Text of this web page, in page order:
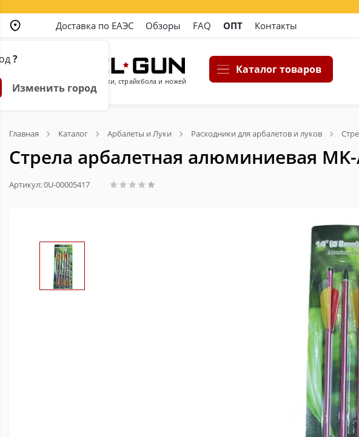
?
Изменить город
Доставка по ЕАЭС Обзоры FAQ ОПТ Контакты
Магазин пневматики, страйкбола и ножей
Каталог товаров
Главная Каталог Арбалеты и Луки Расходники для арбалетов и луков
Стрела арбалетная алюминиевая MK-
Артикул: 0U-00005417